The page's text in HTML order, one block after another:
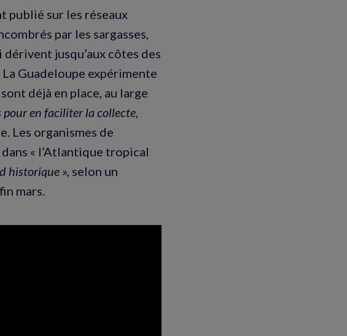
publié sur les réseaux
par les sargasses,
jusqu’aux côtes des
Guadeloupe expérimente
sont déjà en place, au large
pour en faciliter la collecte,
Les organismes de
« l’Atlantique tropical
historique », selon un
mars.